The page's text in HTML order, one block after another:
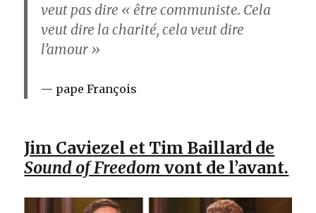
veut pas dire « être communiste. Cela
veut dire la charité, cela veut dire
l’amour »
pape François
Jim Caviezel et Tim Baillard de
Sound of Freedomvont de l’avant.